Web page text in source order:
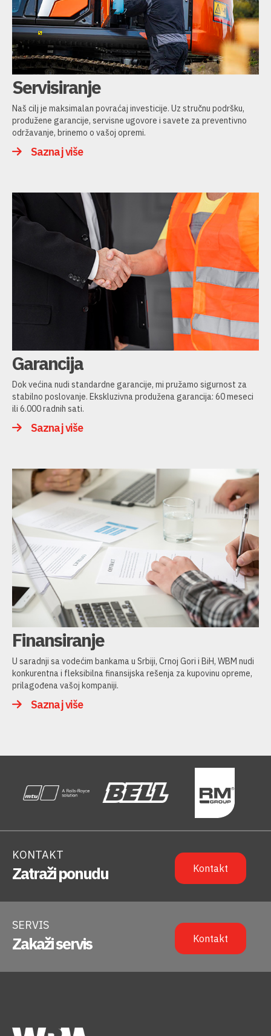
Servisiranje
Naš cilj je maksimalan povraćaj investicije. Uz stručnu podršku,
produžene garancije, servisne ugovore i savete za preventivno
održavanje, brinemo o vašoj opremi.
Saznaj više
Garancija
Dok većina nudi standardne garancije, mi pružamo sigurnost za
stabilno poslovanje. Ekskluzivna produžena garancija: 60 meseci
ili 6.000 radnih sati.
Saznaj više
Finansiranje
U saradnji sa vodećim bankama u Srbiji, Crnoj Gori i BiH, WBM nudi
konkurentna i fleksibilna finansijska rešenja za kupovinu opreme,
prilagođena vašoj kompaniji.
Saznaj više
KONTAKT
Zatraži ponudu Kontakt
SERVIS
Zakaži servis Kontakt